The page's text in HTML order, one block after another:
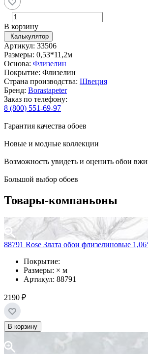
В корзину
Калькулятор
Артикул: 33506
Размеры: 0,53*11,2м
Основа: Флизелин
Покрытие: Флизелин
Страна производства: Швеция
Бренд: Borastapeter
Заказ по телефону:
8 (800) 551-69-97
Гарантия качества обоев
Новые и модные коллекции
Возможность увидеть и оценить обои
Большой выбор обоев
Товары-компаньоны
88791 Rose Злата обои флизелиновые
Покрытие:
Размеры: × м
Артикул: 88791
2190 ₽
В корзину